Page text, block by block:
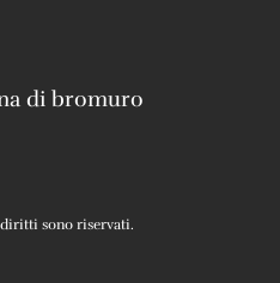
di bromuro
sono riservati.